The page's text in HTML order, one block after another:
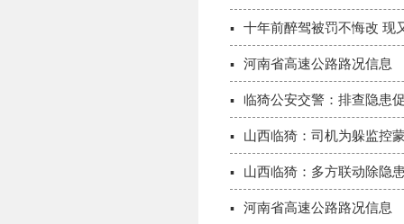
十年前醉驾被罚不悔改 现
河南省高速公路路况信息
临猗公安交警：排查隐患
山西临猗：司机为躲监控
山西临猗：多方联动除隐
河南省高速公路路况信息